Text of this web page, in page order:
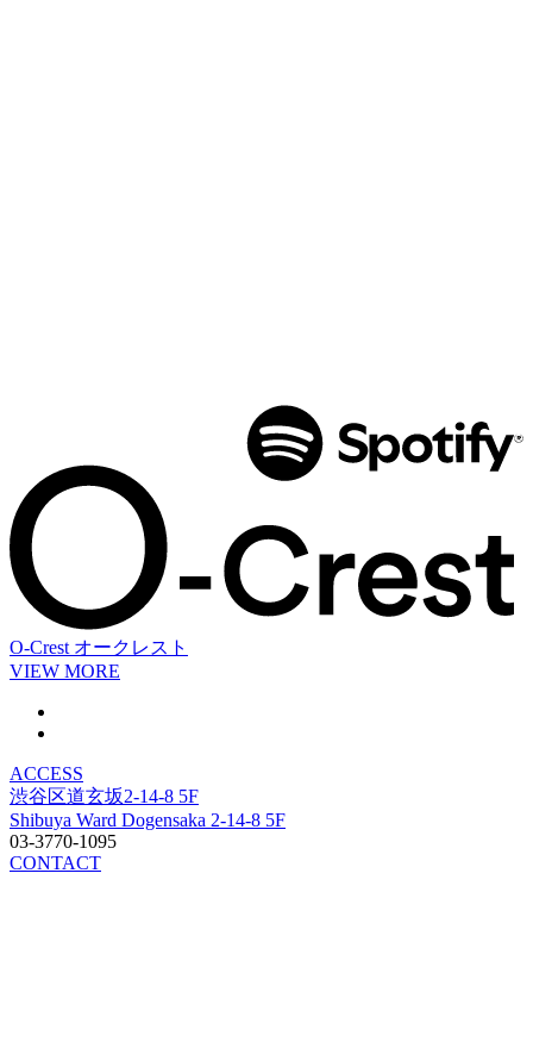
O-Crest オークレスト
VIEW MORE
ACCESS
渋谷区道玄坂2-14-8 5F
Shibuya Ward Dogensaka 2-14-8 5F
03-3770-1095
CONTACT